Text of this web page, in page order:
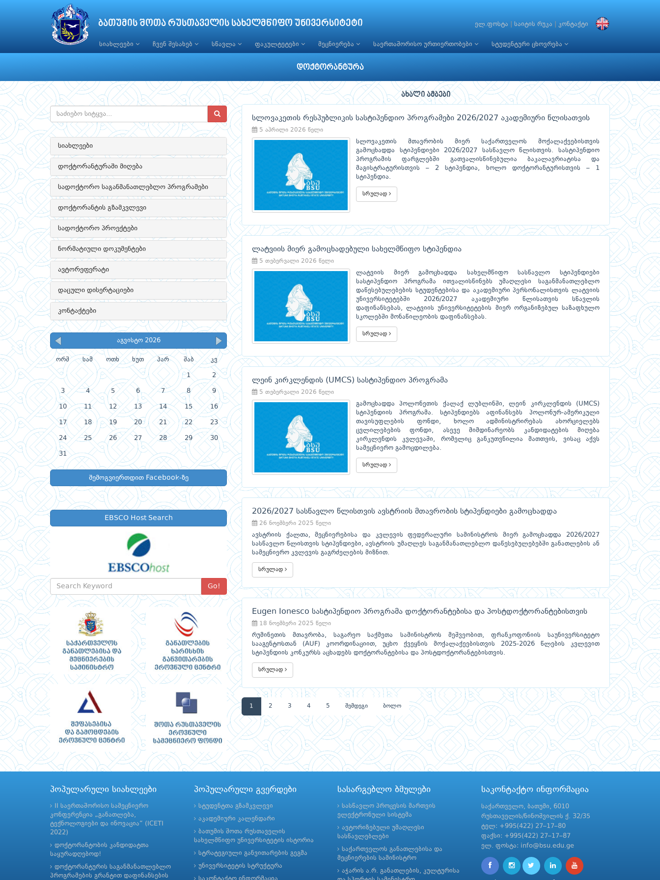
ბათუმის შოთა რუსთაველის სახელმწიფო უნივერსიტეტი ელ.ფოსტა საიტის რუკა კონტაქტი
სიახლეები ჩვენ შესახებ სწავლა ფაკულტეტები მეცნიერება საერთაშორისო ურთიერთობები სტუდენტური ცხოვრება
დოქტორანტურა
სიახლეები
დოქტორანტურაში მიღება
სადოქტორო საგანმანათლებლო პროგრამები
დოქტორანტის გზამკვლევი
სადოქტორო პროექტები
ნორმატიული დოკუმენტები
ავტორეფერატი
დაცული დისერტაციები
კონტაქტები
აგვისტო 2026
ორშ სამ ოთხ ხუთ პარ შაბ კვ
1 2
3 4 5 6 7 8 9
10 11 12 13 14 15 16
17 18 19 20 21 22 23
24 25 26 27 28 29 30
31
შემოგვიერთდით Facebook-ზე
EBSCO Host Search
Go!
ახალი ამბები
სლოვაკეთის რესპუბლიკის სასტიპენდიო პროგრამები 2026/2027 აკადემიური წლისათვის
5 აპრილი 2026 წელი
სლოვაკეთის მთავრობის მიერ საქართველოს მოქალაქეებისთვის
გამოცხადდა სტიპენდიები 2026/2027 სასწავლო წლისთვის. სასტიპენდიო
პროგრამის ფარგლებში გათვალისწინებულია ბაკალავრიატისა და
მაგისტრატურისთვის – 2 სტიპენდია, ხოლო დოქტორანტურისთვის – 1
სტიპენდია.
სრულად
ლატვიის მიერ გამოცხადებული სახელმწიფო სტიპენდია
5 თებერვალი 2026 წელი
ლატვიის მიერ გამოცხადდა სახელმწიფო სასწავლო სტიპენდიები
სასტიპენდიო პროგრამა ითვალისწინებს უმაღლესი საგანმანათლებლო
დაწესებულებების სტუდენტებისა და აკადემიური პერსონალისთვის ლატვიის
უნივერსიტეტებში 2026/2027 აკადემიური წლისათვის სწავლის
დაფინანსებას, ლატვიის უნივერსიტეტების მიერ ორგანიზებულ საზაფხულო
სკოლებში მონაწილეობის დაფინანსებას.
სრულად
ლეინ კირკლენდის (UMCS) სასტიპენდიო პროგრამა
5 თებერვალი 2026 წელი
გამოცხადდა პოლონეთის ქალაქ ლუბლინში, ლეინ კირკლენდის (UMCS)
სტიპენდიის პროგრამა. სტიპენდიებს აფინანსებს პოლონურ-ამერიკული
თავისუფლების ფონდი, ხოლო ადმინისტრირებას ახორციელებს
ცვლილებების ფონდი, ასევე მიმდინარეობს კანდიდატების მიღება
კირკლენდის კვლევაში, რომელიც განკუთვნილია მათთვის, ვისაც აქვს
სამეცნიერო გამოცდილება.
სრულად
2026/2027 სასწავლო წლისთვის ავსტრიის მთავრობის სტიპენდიები გამოცხადდა
26 ნოემბერი 2025 წელი
ავსტრიის ქალთა, მეცნიერებისა და კვლევის ფედერალური სამინისტროს მიერ გამოცხადდა 2026/2027
სასწავლო წლისთვის სტიპენდიები, ავსტრიის უმაღლეს საგანმანათლებლო დაწესებულებებში განათლების ან
სამეცნიერო კვლევის გაგრძელების მიზნით.
სრულად
Eugen Ionesco სასტიპენდიო პროგრამა დოქტორანტებისა და პოსტდოქტორანტებისთვის
18 ნოემბერი 2025 წელი
რუმინეთის მთავრობა, საგარეო საქმეთა სამინისტროს მეშვეობით, ფრანკოფონიის საუნივერსიტეტო
სააგენტოსთან (AUF) კოორდინაციით, უცხო ქვეყნის მოქალაქეებისთვის 2025-2026 წლების კვლევით
სტიპენდიის კონკურსს აცხადებს დოქტორანტებისა და პოსტდოქტორანტებისთვის.
სრულად
1 2 3 4 5 შემდეგი ბოლო
პოპულარული სიახლეები
II საერთაშორისო სამეცნიერო
კონფერენცია „განათლება,
ტექნოლოგიები და ინოვაცია“ (ICETI
2022)
დოქტორანტობის კანდიდატთა
საყურადღებოდ!
დოქტორანტურის საგანმანათლებლო
პროგრამების გრანტით დაფინანსების
პოპულარული გვერდები
სტუდენტთა გზამკვლევი
აკადემიური კალენდარი
ბათუმის შოთა რუსთაველის
სახელმწიფო უნივერსიტეტის ისტორია
სტრატეგიული განვითარების გეგმა
უნივერსიტეტის სტრუქტურა
საკონტაქტო ინფორმაცია
სასარგებლო ბმულები
სასწავლო პროცესის მართვის
ელექტრონული სისტემა
ავტორიზებული უმაღლესი
სასწავლებლები
საქართველოს განათლებისა და
მეცნიერების სამინისტრო
აჭარის ა.რ. განათლების, კულტურისა
საკონტაქტო ინფორმაცია
საქართველო, ბათუმი, 6010
რუსთაველის/ნინოშვილის ქ. 32/35
ტელ: +995(422) 27–17–80
ფაქსი: +995(422) 27–17–87
ელ. ფოსტა: info@bsu.edu.ge